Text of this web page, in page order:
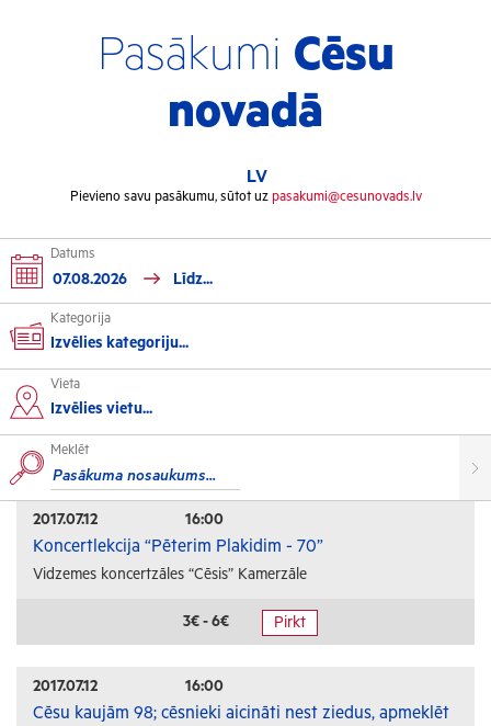
Pasākumi Cēsu
novadā
LV
Pievieno savu pasākumu, sūtot uz pasakumi@cesunovads.lv
Datums
Kategorija
Izvēlies kategoriju...
Kultūra
Izstādes
Koncerti
Izrādes
Festivāli un svētki
Kino
Citi pasākumi
Sports
Vieta
Izvēlies vietu...
Meklēt
2017.07.12 16:00
Koncertlekcija “Pēterim Plakidim - 70”
Vidzemes koncertzāles “Cēsis” Kamerzāle
3€ - 6€ Pirkt
2017.07.12 16:00
Cēsu kaujām 98; cēsnieki aicināti nest ziedus, apmeklēt